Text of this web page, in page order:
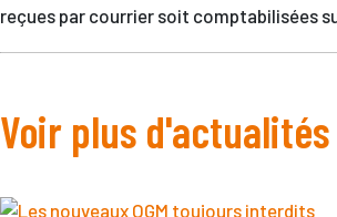
reçues par courrier soit comptabilisées
Voir plus d'actualités